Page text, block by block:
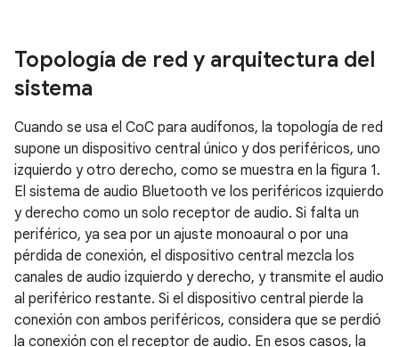
Topología de red y arquitectura del
sistema
Cuando se usa el CoC para audífonos, la topología de red
supone un dispositivo central único y dos periféricos, uno
izquierdo y otro derecho, como se muestra en la figura 1.
El sistema de audio Bluetooth ve los periféricos izquierdo
y derecho como un solo receptor de audio. Si falta un
periférico, ya sea por un ajuste monoaural o por una
pérdida de conexión, el dispositivo central mezcla los
canales de audio izquierdo y derecho, y transmite el audio
al periférico restante. Si el dispositivo central pierde la
conexión con ambos periféricos, considera que se perdió
la conexión con el receptor de audio. En esos casos, la